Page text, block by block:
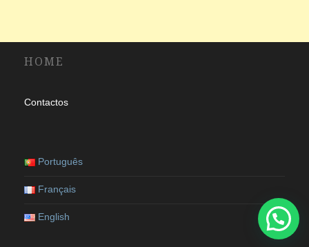
HOME
Contactos
Português
Français
English